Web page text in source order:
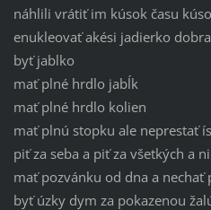
náhlili vrátiť im kúsok času
enukleovať akési jadierko dobra
byť jablko
mať plné hrdlo jabĺk
mať plné hrdlo kolien
mať plnú stopku ale neprestať
piť za seba a piť za všetkých a
mať pozvánku od dna a nechať
byť úzky dym za pokazenou